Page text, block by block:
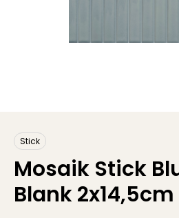
Stick
Mosaik Stick
Blank 2x14,5cm